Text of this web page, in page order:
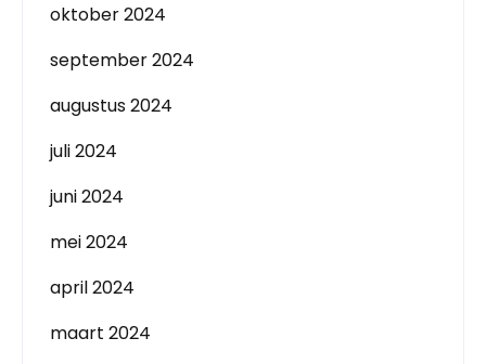
oktober 2024
september 2024
augustus 2024
juli 2024
juni 2024
mei 2024
april 2024
maart 2024